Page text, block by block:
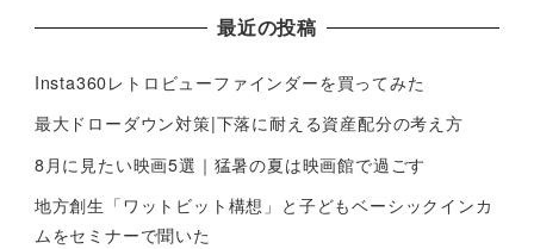
最近の投稿
Insta360レトロビューファインダーを買ってみた
最大ドローダウン対策|下落に耐える資産配分の考え方
8月に見たい映画5選｜猛暑の夏は映画館で過ごす
地方創生「ワットビット構想」と子どもベーシックインカ
ムをセミナーで聞いた